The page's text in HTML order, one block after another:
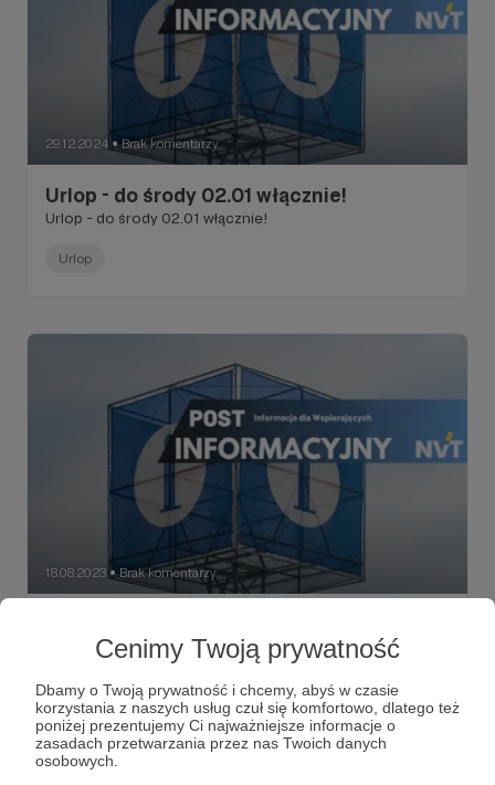
Cenimy Twoją prywatność
Dbamy o Twoją prywatność i chcemy, abyś w czasie
korzystania z naszych usług czuł się komfortowo, dlatego też
poniżej prezentujemy Ci najważniejsze informacje o
zasadach przetwarzania przez nas Twoich danych
osobowych.
29.12.2024 ● Brak komentarzy
Urlop - do środy 02.01 włącznie!
Urlop - do środy 02.01 włącznie!
Urlop
18.08.2023 ● Brak komentarzy
jak to będzie wyglądać? Wracamy na stare tory.
NVT Patroni Urlop